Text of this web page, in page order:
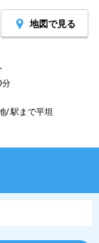
地図で見る
分
/ 駅まで平坦